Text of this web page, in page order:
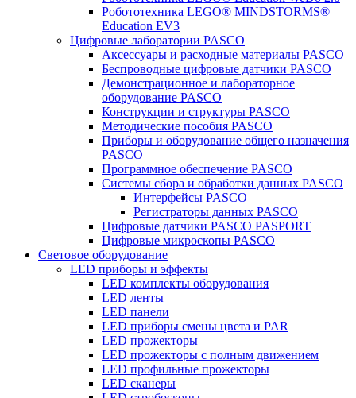
Робототехника LEGO® MINDSTORMS®
Education EV3
Цифровые лаборатории PASCO
Аксессуары и расходные материалы PASCO
Беспроводные цифровые датчики PASCO
Демонстрационное и лабораторное
оборудование PASCO
Конструкции и структуры PASCO
Методические пособия PASCO
Приборы и оборудование общего назначения
PASCO
Программное обеспечение PASCO
Системы сбора и обработки данных PASCO
Интерфейсы PASCO
Регистраторы данных PASCO
Цифровые датчики PASCO PASPORT
Цифровые микроскопы PASCO
Световое оборудование
LED приборы и эффекты
LED комплекты оборудования
LED ленты
LED панели
LED приборы смены цвета и PAR
LED прожекторы
LED прожекторы с полным движением
LED профильные прожекторы
LED сканеры